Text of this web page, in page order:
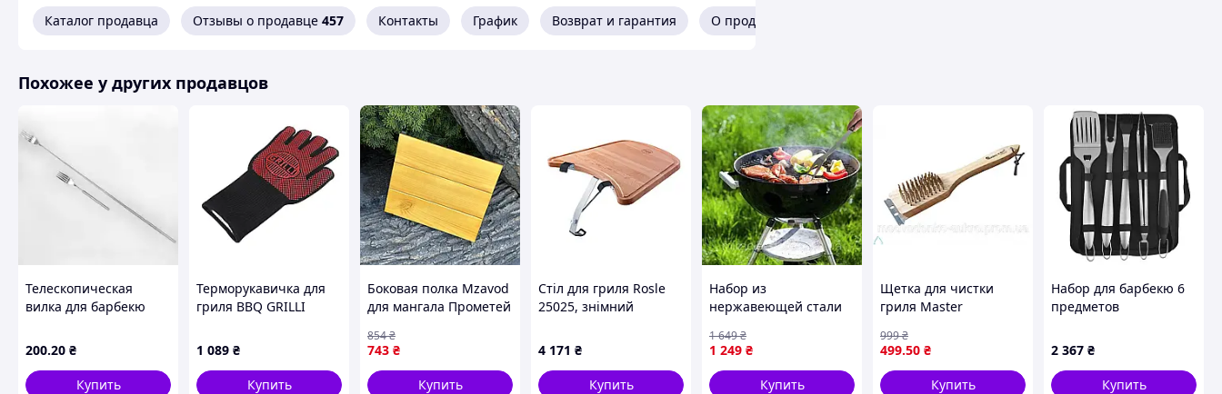
Похожие товары по характеристикам
Каталог продавца Отзывы о продавце 457 Контакты График Возврат и гарантия О продавце
Похожее у других продавцов
Телескопическая
вилка для барбекю
200.20 ₴
Купить
Терморукавичка для
гриля BBQ GRILLI
1 089 ₴
Купить
Боковая полка Mzavod
для мангала Прометей
светлое дерево
ЕКОБОКС
743 ₴
854₴
Купить
Стіл для гриля Rosle
25025, знімний
4 171 ₴
Купить
Набор из
нержавеющей стали
предметов в сумке-
чехле / Инструменты
для мангала
1 249 ₴
1 649₴
Купить
Щетка для чистки
гриля Master
инструмент для
удаления жира и
остатков пищи
499.50 ₴
999₴
Купить
Набор для барбекю 6
предметов
GRILLI 700798 Код:
012194
2 367 ₴
Купить